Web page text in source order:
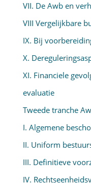
VII. De Awb en
VIII Vergelijkbare
IX. Bij
X.
XI. Financiele
evaluatie
Tweede tranche
I. Algemene
II. Uniform
III. Definitieve
IV.